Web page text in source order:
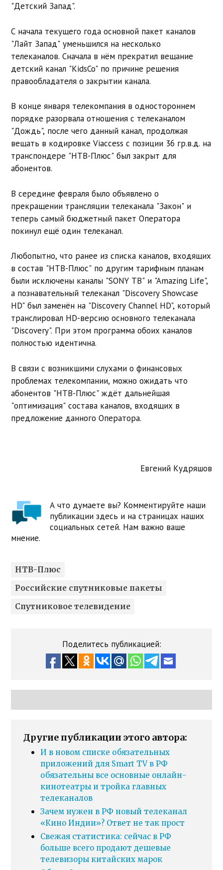
"Детский Запад".
С начала текущего года основной пакет каналов
"Лайт Запад" уменьшился на несколько
телеканалов. Сначала в нём прекратил вещание
детский канал "KidsCo" по причине решения
правообладателя о закрытии канала.
В конце января телекомпания в одностороннем
порядке разорвала отношения с телеканалом
"Дождь", после чего данный канал, продолжая
вещать в кодировке Viaccess с позиции 36 гр.в.д. на
транспондере "НТВ-Плюс" был закрыт для
абонентов.
В середине февраля было объявлено о
прекращении трансляции телеканала "Закон" и
теперь самый бюджетный пакет Оператора
покинул ещё один телеканал.
Любопытно, что ранее из списка каналов, входящих
в состав "НТВ-Плюс" по другим тарифным планам
были исключены каналы "SONY ТВ" и "Amazing Life",
а познавательный телеканал "Discovery Showcase
HD" был заменён на "Discovery Channel HD", который
транслировал HD-версию основного телеканала
"Discovery". При этом программа обоих каналов
полностью идентична.
В связи с возникшими слухами о финансовых
проблемах телекомпании, можно ожидать что
абонентов "НТВ-Плюс" ждёт дальнейшая
"оптимизация" состава каналов, входящих в
предложение данного Оператора.
Евгений Кудряшов
А что думаете вы? Комментируйте наши
публикации здесь и на страницах наших
социальных сетей. Нам важно ваше
мнение.
НТВ-Плюс
Российские спутниковые пакеты
Спутниковое телевидение
Поделитесь публикацией:
Другие публикации этого автора:
И в новом списке обязательных
приложений для Smart TV в РФ
обязательны все основные онлайн-
кинотеатры и тройка главных
телеканалов
Зачем нужен в РФ новый телеканал
«Кино Индии»? Ответ не так прост
Свежая статистика: сейчас в РФ
больше всего продают дешевые
телевизоры китайских марок